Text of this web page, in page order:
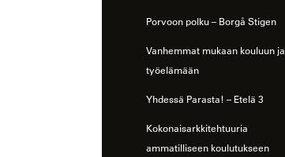
Porvoon polku – Borgå Stigen
Vanhemmat mukaan kouluun ja
työelämään
Yhdessä Parasta! – Etelä 3
Kokonaisarkkitehtuuria
ammatilliseen koulutukseen